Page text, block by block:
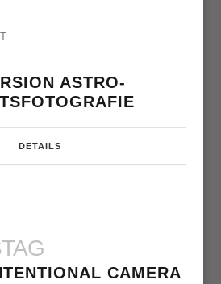
ASTRO-
DETAILS
CAMERA